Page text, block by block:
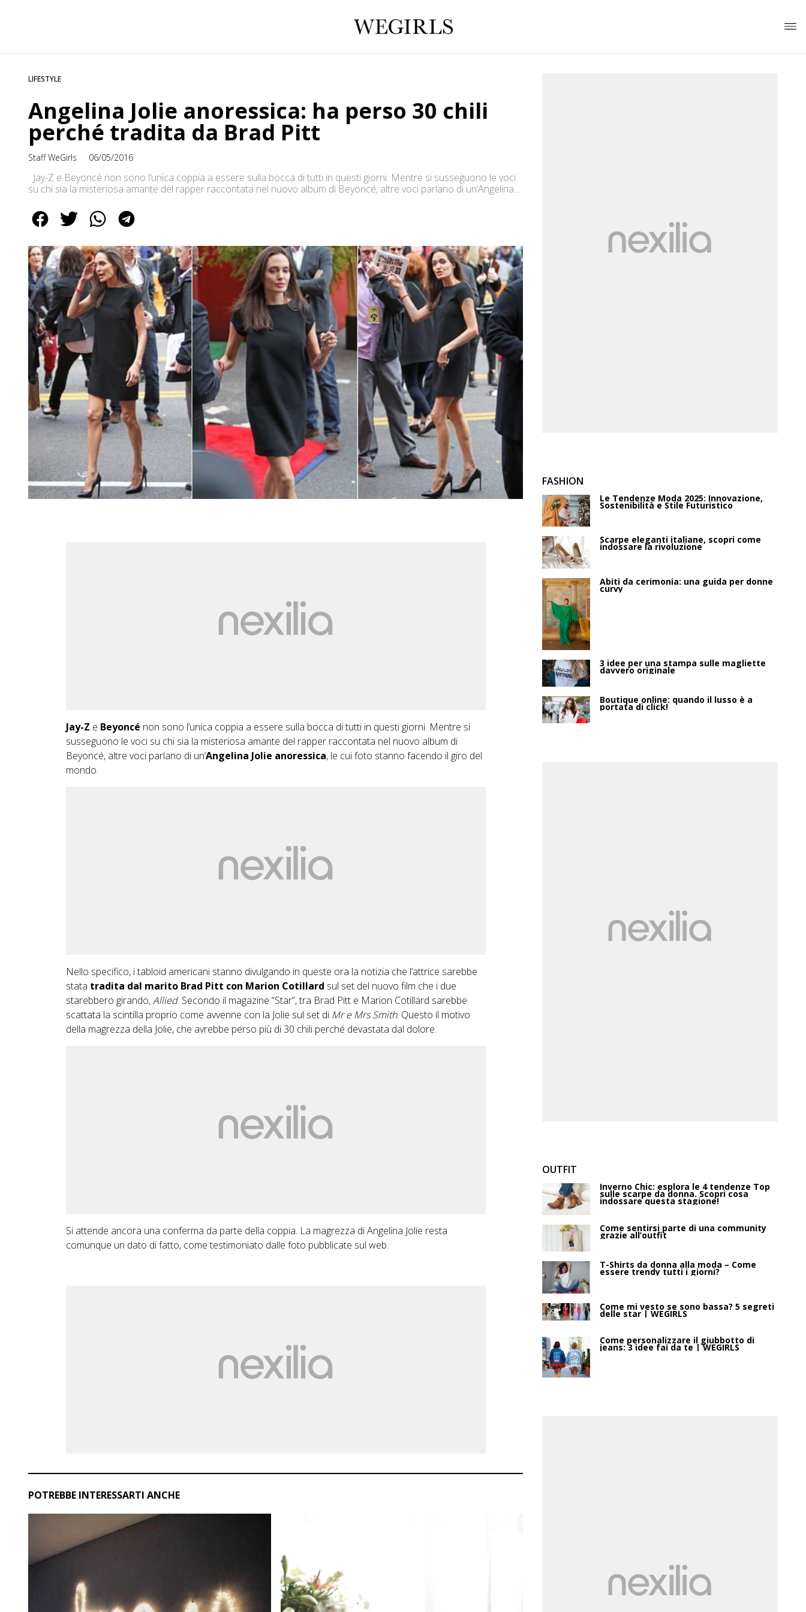
LIFESTYLE
Angelina Jolie anoressica: ha perso 30 chili
perché tradita da Brad Pitt
Staff WeGirls 06/05/2016
Jay-Z e Beyoncé non sono l’unica coppia a essere sulla bocca di tutti in questi giorni. Mentre si susseguono le voci
su chi sia la misteriosa amante del rapper raccontata nel nuovo album di Beyoncé, altre voci parlano di un’Angelina
[…]
Jay-Z e Beyoncé non sono l’unica coppia a essere sulla bocca di tutti in questi giorni. Mentre si
susseguono le voci su chi sia la misteriosa amante del rapper raccontata nel nuovo album di
Beyoncé, altre voci parlano di un’Angelina Jolie anoressica, le cui foto stanno facendo il giro del
mondo.
Nello specifico, i tabloid americani stanno divulgando in queste ora la notizia che l’attrice sarebbe
stata tradita dal marito Brad Pitt con Marion Cotillard sul set del nuovo film che i due
starebbero girando,Allied. Secondo il magazine “Star”, tra Brad Pitt e Marion Cotillard sarebbe
scattata la scintilla proprio come avvenne con la Jolie sul set di Mr e Mrs Smith. Questo il motivo
della magrezza della Jolie, che avrebbe perso più di 30 chili perché devastata dal dolore.
Si attende ancora una conferma da parte della coppia. La magrezza di Angelina Jolie resta
comunque un dato di fatto, come testimoniato dalle foto pubblicate sul web.
POTREBBE INTERESSARTI ANCHE
FASHION
Le Tendenze Moda 2025: Innovazione,
Sostenibilità e Stile Futuristico
Scarpe eleganti italiane, scopri come
indossare la rivoluzione
Abiti da cerimonia: una guida per donne
curvy
3 idee per una stampa sulle magliette
davvero originale
Boutique online: quando il lusso è a
portata di click!
OUTFIT
Inverno Chic: esplora le 4 tendenze Top
sulle scarpe da donna. Scopri cosa
indossare questa stagione!
Come sentirsi parte di una community
grazie all’outfit
T-Shirts da donna alla moda – Come
essere trendy tutti i giorni?
Come mi vesto se sono bassa? 5 segreti
delle star | WEGIRLS
Come personalizzare il giubbotto di
jeans: 3 idee fai da te | WEGIRLS